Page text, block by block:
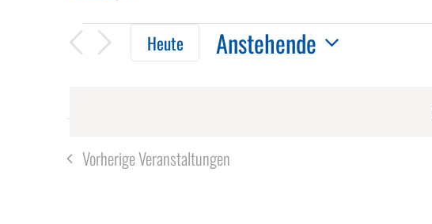
Veranstaltungen
Heute Anstehende
VorherigeVeranstaltungen